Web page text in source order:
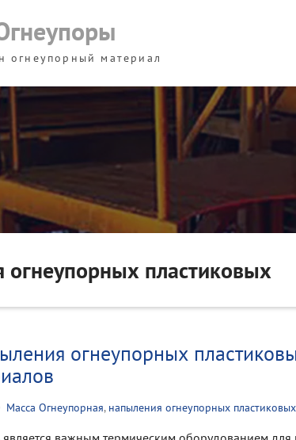
огнеупорный материал
огнеупорных пластиковых
огнеупорных
Масса Огнеупорная, напыления огнеупорных пластиковых